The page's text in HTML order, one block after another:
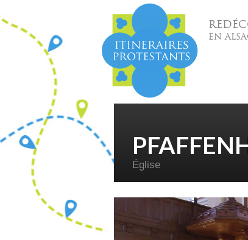
EN
Église